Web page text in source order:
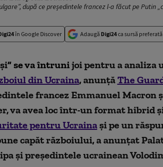
după ce președintele francez l-a făcut pe Putin
în Google Discover Adaugă Digi24ca sursă
” se va întrunijoi pentru a analiza
din Ucraina, anunțăThe
francez Emmanuel Macron
va avea loc într-un format hibrid
pentru Ucrainași pe un
capăt războiului, a anunțat
și președintele ucrainean